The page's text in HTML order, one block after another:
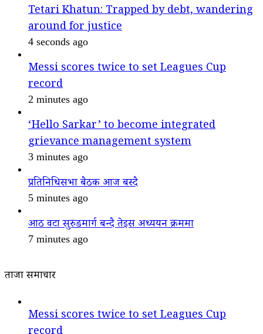
Tetari Khatun: Trapped by debt, wandering
around for justice
4 seconds ago
Messi scores twice to set Leagues Cup
record
2 minutes ago
‘Hello Sarkar’ to become integrated
grievance management system
3 minutes ago
प्रतिनिधिसभा बैठक आज बस्दै
5 minutes ago
आठ वटा सुरुङमार्ग बन्दै तेइस अध्ययन क्रममा
7 minutes ago
ताजा समाचार
Messi scores twice to set Leagues Cup